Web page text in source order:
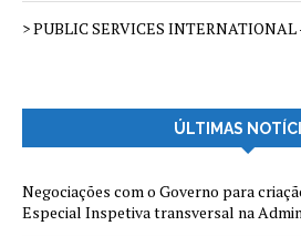
> PUBLIC SERVICES INTERNATIONAL
ÚLTIMAS
Negociações com o Governo para
Especial Inspetiva transversal na